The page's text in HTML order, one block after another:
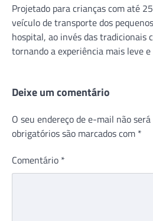
Projetado para crianças com até
veículo de transporte dos
hospital, ao invés das tradicionais
tornando a experiência mais leve
Deixe um comentário
O seu endereço de e-mail não
obrigatórios são marcados com *
Comentário *